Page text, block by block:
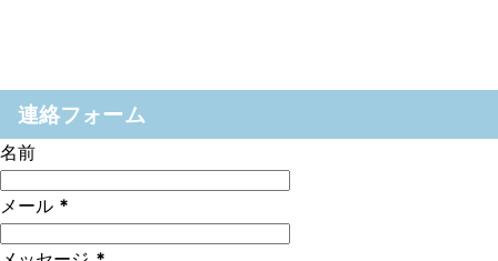
連絡フォーム
名前
メール *